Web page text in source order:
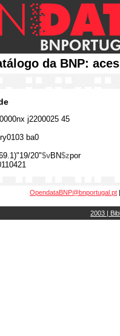
da BNP:
j2200025 45
ba0
20"$vBN$zpor
OpendataBNP@bnportugal.pt
2003 |